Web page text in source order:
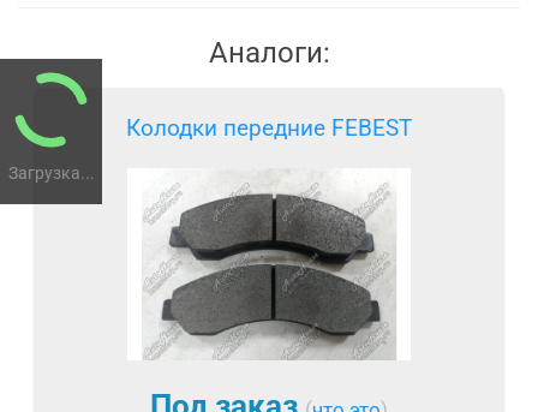
Загрузка...
Аналоги:
Колодки передние FEBEST